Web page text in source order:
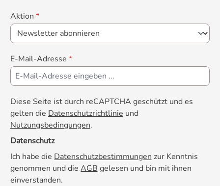
Aktion *
E-Mail-Adresse *
Diese Seite ist durch reCAPTCHA geschützt und es
gelten die Datenschutzrichtlinie und
Nutzungsbedingungen.
Datenschutz
Ich habe die Datenschutzbestimmungen zur Kenntnis
genommen und die AGB gelesen und bin mit ihnen
einverstanden.